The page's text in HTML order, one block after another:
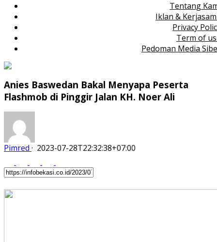
Tentang
Iklan &
Privacy
Term of
Pedoman Media
Anies Baswedan Bakal Menyapa Peserta
Flashmob di Pinggir Jalan KH. Noer Ali
Pimred · 2023-07-28T22:32:38+07:00